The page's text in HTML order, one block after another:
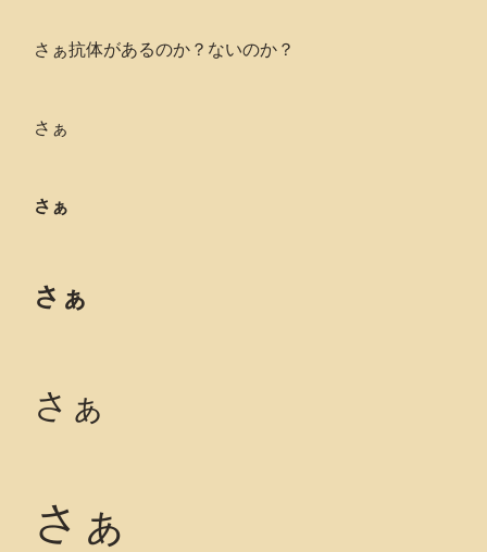
さぁ抗体があるのか？ないのか？
さぁ
さぁ
さぁ
さぁ
さぁ